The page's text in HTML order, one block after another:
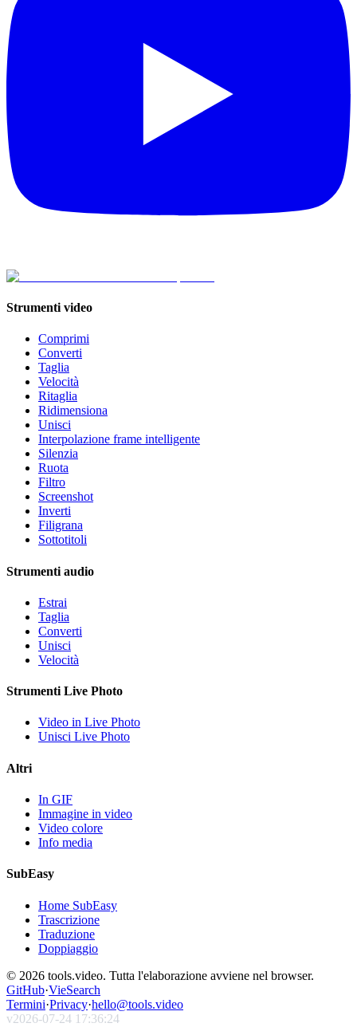
Strumenti video
Comprimi
Converti
Taglia
Velocità
Ritaglia
Ridimensiona
Unisci
Interpolazione frame intelligente
Silenzia
Ruota
Filtro
Screenshot
Inverti
Filigrana
Sottotitoli
Strumenti audio
Estrai
Taglia
Converti
Unisci
Velocità
Strumenti Live Photo
Video in Live Photo
Unisci Live Photo
Altri
In GIF
Immagine in video
Video colore
Info media
SubEasy
Home SubEasy
Trascrizione
Traduzione
Doppiaggio
© 2026 tools.video. Tutta l'elaborazione avviene nel browser.
GitHub·VieSearch
Termini·Privacy·hello@tools.video
v2026-07-24 17:36:24